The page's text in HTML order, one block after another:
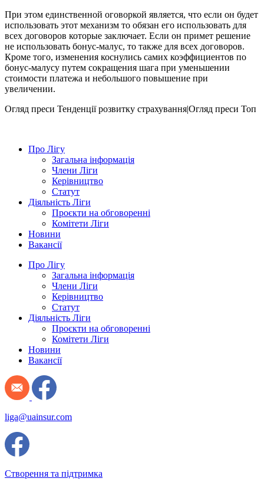
При этом единственной оговоркой является, что если он будет
использовать этот механизм то обязан его использовать для
всех договоров которые заключает. Если он примет решение
не использовать бонус-малус, то также для всех договоров.
Кроме того, изменения коснулись самих коэффициентов по
бонус-малусу путем сокращения шага при уменьшении
стоимости платежа и небольшого повышение при
увеличении.
Огляд преси Тенденції розвитку страхування|Огляд преси Топ
Про Лігу
Загальна інформація
Члени Ліги
Керівництво
Статут
Діяльність Ліги
Проєкти на обговоренні
Комітети Ліги
Новини
Вакансії
Про Лігу
Загальна інформація
Члени Ліги
Керівництво
Статут
Діяльність Ліги
Проєкти на обговоренні
Комітети Ліги
Новини
Вакансії
liga@uainsur.com
Створення та підтримка